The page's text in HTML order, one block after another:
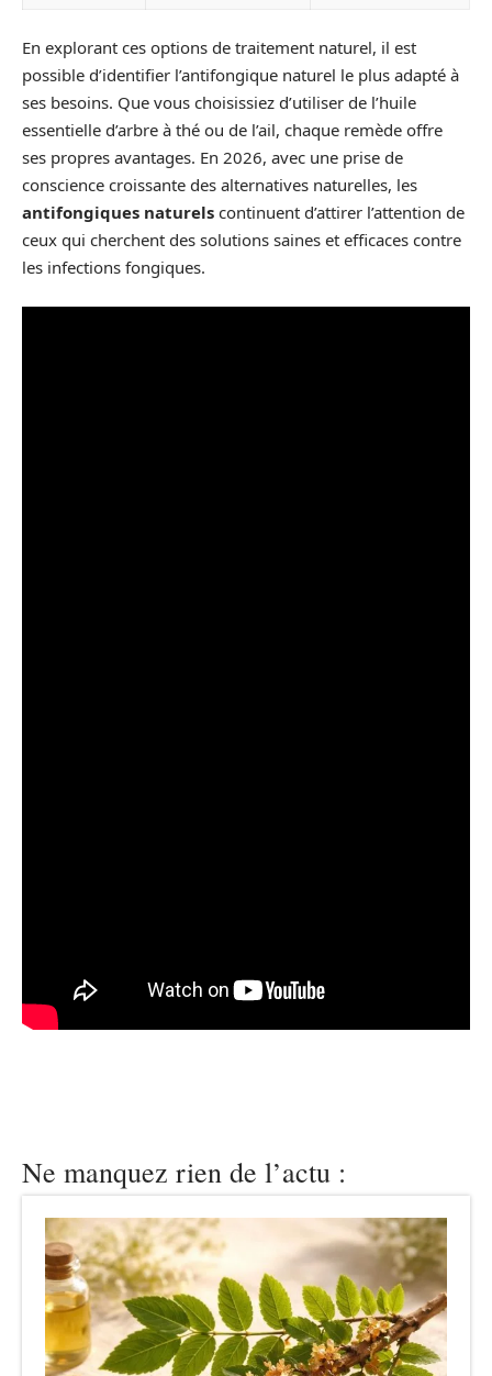
En explorant ces options de traitement naturel, il est
possible d’identifier l’antifongique naturel le plus adapté à
ses besoins. Que vous choisissiez d’utiliser de l’huile
essentielle d’arbre à thé ou de l’ail, chaque remède offre
ses propres avantages. En 2026, avec une prise de
conscience croissante des alternatives naturelles, les
antifongiques naturels continuent d’attirer l’attention de
ceux qui cherchent des solutions saines et efficaces contre
les infections fongiques.
Ne manquez rien de l’actu :